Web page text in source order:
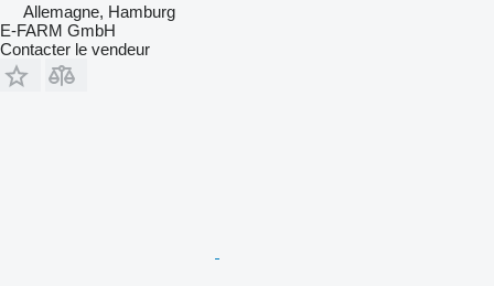
Allemagne, Hamburg
E-FARM GmbH
Contacter le vendeur